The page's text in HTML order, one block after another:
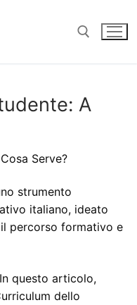
A
strumento
italiano, ideato
percorso formativo e
questo articolo,
dello